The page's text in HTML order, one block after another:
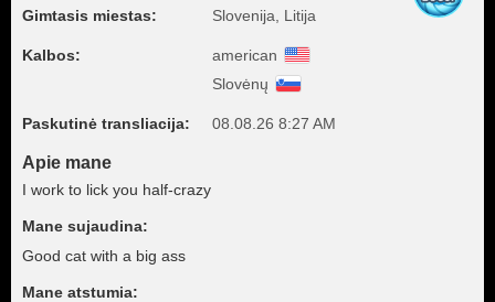
Gimtasis miestas: Slovenija, Litija
Kalbos:
american
Slovėnų
Paskutinė transliacija: 08.08.26 8:27 AM
Apie mane
I work to lick you half-crazy
Mane sujaudina:
Good cat with a big ass
Mane atstumia: